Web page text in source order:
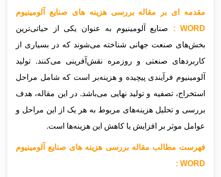
مقدمه ای بر مقاله بررسی هزینه های صنایع آلومینیوم
WORD :
صنایع آلومینیوم به عنوان یکی از حیاتی‌ترین
بخش‌های صنعت جهانی شناخته می‌شوند که در بسیاری از
کاربردهای صنعتی و روزمره نقش‌آفرینی می‌کنند. تولید
آلومینیوم فرآیندی پیچیده و هزینه‌بر است که شامل مراحل
استخراج، تصفیه و تولید نهایی می‌باشد. در این مقاله، هدف
بررسی و تحلیل هزینه‌های مربوط به هر یک از این مراحل و
عوامل موثر بر افزایش یا کاهش این هزینه‌ها است.
فهرست مطالب مقاله بررسی هزینه های صنایع آلومینیوم
WORD :